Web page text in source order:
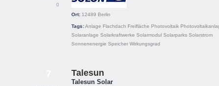
0
Ort: 12489 Berlin
Tags:Anlage Flachdach Freifläche Photovoltaik
Solaranlage Solarkraftwerke Solarmodul Solarparks Solarstrom
Sonnenenergie Speicher Wirkungsgrad
Talesun
Talesun Solar